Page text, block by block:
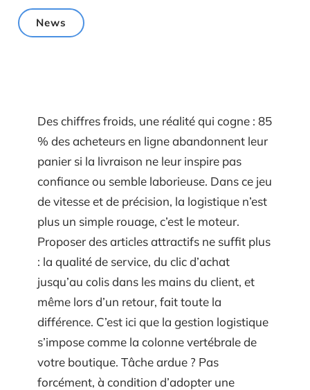
News
Des chiffres froids, une réalité qui cogne : 85
% des acheteurs en ligne abandonnent leur
panier si la livraison ne leur inspire pas
confiance ou semble laborieuse. Dans ce jeu
de vitesse et de précision, la logistique n’est
plus un simple rouage, c’est le moteur.
Proposer des articles attractifs ne suffit plus
: la qualité de service, du clic d’achat
jusqu’au colis dans les mains du client, et
même lors d’un retour, fait toute la
différence. C’est ici que la gestion logistique
s’impose comme la colonne vertébrale de
votre boutique. Tâche ardue ? Pas
forcément, à condition d’adopter une